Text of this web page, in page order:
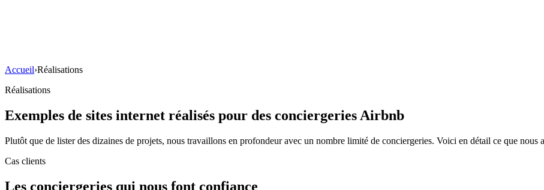
Accueil›Réalisations
Réalisations
Exemples de sites internet réalisés pour des conciergeries Airbnb
Plutôt que de lister des dizaines de projets, nous travaillons en profondeur avec un nombre limité de conciergeries. Voici en détail ce que
Cas clients
Les conciergeries qui nous font confiance